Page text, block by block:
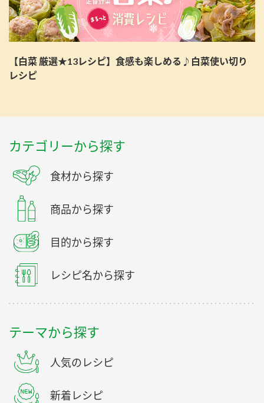
【白菜 厳選★13レシピ】食感も楽しめる♪白菜使い切り
レシピ
カテゴリーから探す
食材から探す
商品から探す
目的から探す
レシピ名から探す
テーマから探す
人気のレシピ
新着レシピ